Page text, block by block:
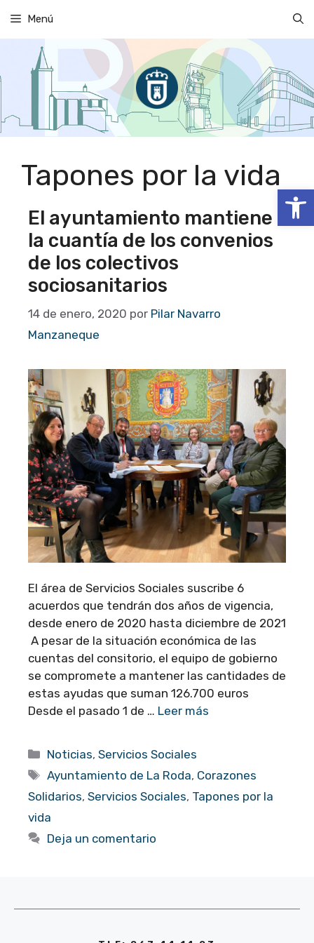
Abrir
contenido
Menú
Tapones por la vida
El ayuntamiento mantiene
la cuantía de los convenios
de los colectivos
sociosanitarios
14 de enero, 2020 por Pilar Navarro
Manzaneque
El área de Servicios Sociales suscribe 6
acuerdos que tendrán dos años de vigencia,
desde enero de 2020 hasta diciembre de 2021
A pesar de la situación económica de las
cuentas del consitorio, el equipo de gobierno
se compromete a mantener las cantidades de
estas ayudas que suman 126.700 euros
Desde el pasado 1 de … Leer más
Categorías
Noticias,Servicios Sociales
Etiquetas
Ayuntamiento de La Roda, Corazones
Solidarios, Servicios Sociales, Tapones por la
vida
Deja un comentario